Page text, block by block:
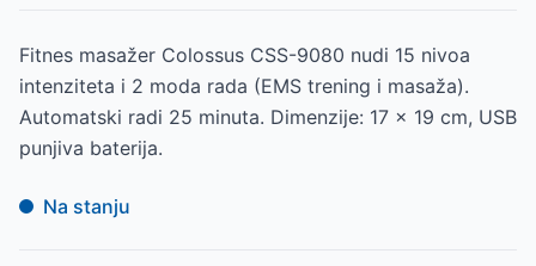
Fitnes masažer Colossus CSS-9080 nudi 15 nivoa
intenziteta i 2 moda rada (EMS trening i masaža).
Automatski radi 25 minuta. Dimenzije: 17 x 19 cm, USB
punjiva baterija.
Na stanju